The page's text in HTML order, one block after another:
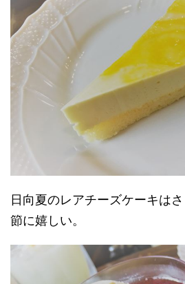
日向夏のレアチーズケーキは
節に嬉しい。